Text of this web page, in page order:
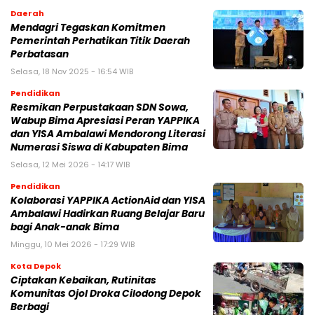
Daerah
Mendagri Tegaskan Komitmen
Pemerintah Perhatikan Titik Daerah
Perbatasan
Selasa, 18 Nov 2025 - 16:54 WIB
Pendidikan
Resmikan Perpustakaan SDN Sowa,
Wabup Bima Apresiasi Peran YAPPIKA
dan YISA Ambalawi Mendorong Literasi
Numerasi Siswa di Kabupaten Bima
Selasa, 12 Mei 2026 - 14:17 WIB
Pendidikan
Kolaborasi YAPPIKA ActionAid dan YISA
Ambalawi Hadirkan Ruang Belajar Baru
bagi Anak-anak Bima
Minggu, 10 Mei 2026 - 17:29 WIB
Kota Depok
Ciptakan Kebaikan, Rutinitas
Komunitas Ojol Droka Cilodong Depok
Berbagi